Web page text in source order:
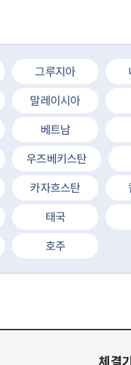
그루지아
말레이시아
베트남
우즈베키스탄
카자흐스탄
태국
호주